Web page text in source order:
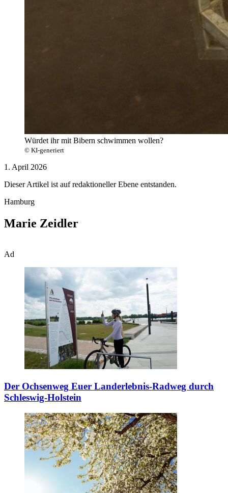
Würdet ihr mit Bibern schwimmen wollen?
© KI-generiert
1. April 2026
Dieser Artikel ist auf redaktioneller Ebene entstanden.
Hamburg
Marie Zeidler
Ad
Der Ochsenweg Euer Landerlebnis-Radweg durch
Schleswig-Holstein